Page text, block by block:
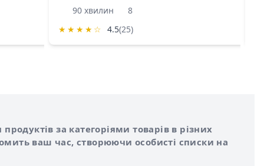
90 хвилин
8
★ ★ ★ ★ ☆ 4.5(25)
за категоріями товарів в різних
ваш час, створюючи особисті списки на